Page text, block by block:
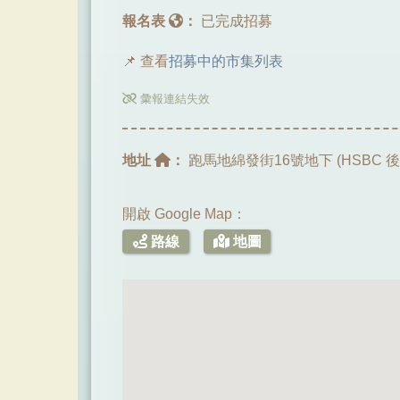
報名表 ： 已完成招募
📌 查看招募中的市集列表
彙報連結失效
地址 ： 跑馬地綿發街16號地下 (HSBC
開啟 Google Map：
路線
地圖